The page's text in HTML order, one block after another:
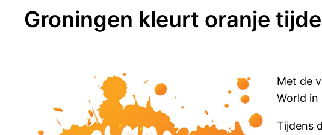
Groningen kleurt oranje
Met de
World
Tijdens